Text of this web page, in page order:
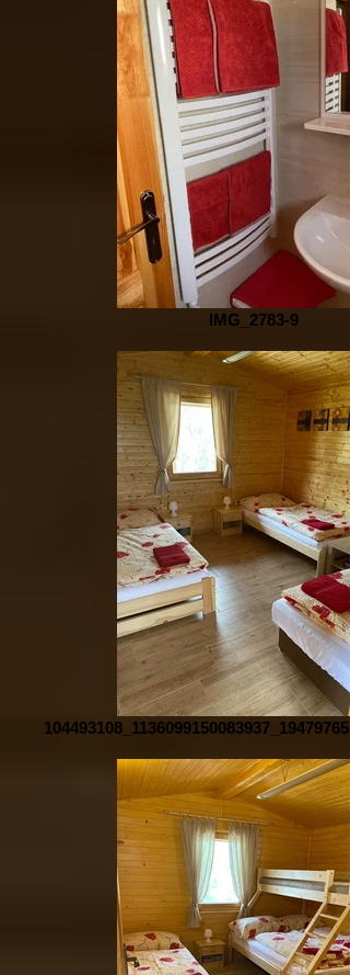
IMG_2783-9